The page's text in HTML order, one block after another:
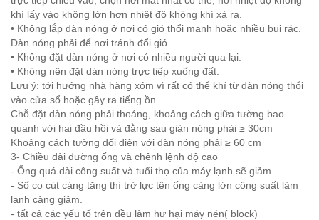
khí lấy vào không lớn hơn nhiệt độ không khí xả ra.
• Không lắp dàn nóng ở nơi có gió thổi mạnh hoặc nhiều bụi rác.
Dàn nóng phải để nơi tránh đổi gió.
• Không đặt dàn nóng ở nơi có nhiều người qua lại.
• Không nên đặt dàn nóng trực tiếp xuống đất.
Lưu ý: tới hướng nhà hàng xóm vì rất có thể khí từ dàn nóng thổi
vào cửa sổ hoặc gây ra tiếng ồn.
Chỗ đặt dàn nóng phải thoáng, khoảng cách giữa tường bao
quanh với hai đầu hồi và đằng sau giàn nóng phải ≥ 30cm
Khoảng cách tường đối diện với dàn nóng phải ≥ 60 cm
3- Chiều dài đường ống và chênh lệnh độ cao
- Ống quá dài công suất và tuổi thọ của máy lạnh sẽ giảm
- Số co cút càng tăng thì trở lực tên ống càng lớn công suất làm
lạnh càng giảm.
- tất cả các yếu tố trên đều làm hư hại máy nén( block)